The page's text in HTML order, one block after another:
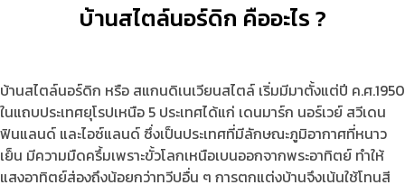
บ้านสไตล์นอร์ดิก คืออะไร ?
บ้านสไตล์นอร์ดิก หรือ สแกนดิเนเวียนสไตล์ เริ่มมีมาตั้งแต่ปี ค.ศ.1950
ในแถบประเทศยุโรปเหนือ 5 ประเทศได้แก่ เดนมาร์ก นอร์เวย์ สวีเดน
ฟินแลนด์ และไอซ์แลนด์ ซึ่งเป็นประเทศที่มีลักษณะภูมิอากาศที่หนาว
เย็น มีความมืดครึ้มเพราะขั้วโลกเหนือเบนออกจากพระอาทิตย์ ทำให้
แสงอาทิตย์ส่องถึงน้อยกว่าทวีปอื่น ๆ การตกแต่งบ้านจึงเน้นใช้โทนสี